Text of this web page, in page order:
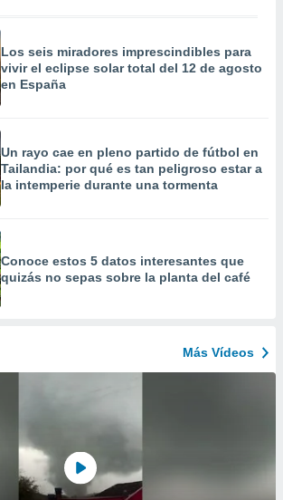
Los seis miradores imprescindibles para
vivir el eclipse solar total del 12 de agosto
en España
Un rayo cae en pleno partido de fútbol en
Tailandia: por qué es tan peligroso estar a
la intemperie durante una tormenta
Conoce estos 5 datos interesantes que
quizás no sepas sobre la planta del café
Más Vídeos